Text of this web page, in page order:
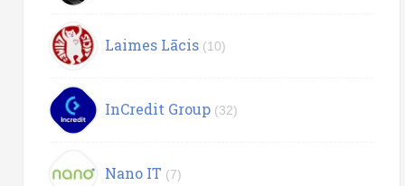
Laimes Lācis (10)
InCredit Group (32)
Nano IT (7)